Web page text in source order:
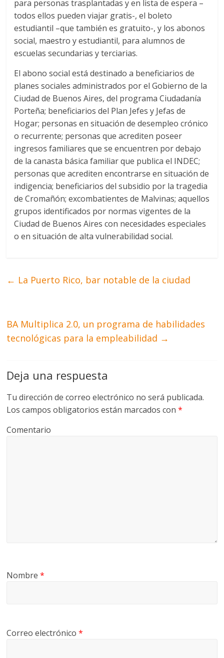
para personas trasplantadas y en lista de espera –
todos ellos pueden viajar gratis-, el boleto
estudiantil –que también es gratuito-, y los abonos
social, maestro y estudiantil, para alumnos de
escuelas secundarias y terciarias.
El abono social está destinado a beneficiarios de
planes sociales administrados por el Gobierno de la
Ciudad de Buenos Aires, del programa Ciudadanía
Porteña; beneficiarios del Plan Jefes y Jefas de
Hogar; personas en situación de desempleo crónico
o recurrente; personas que acrediten poseer
ingresos familiares que se encuentren por debajo
de la canasta básica familiar que publica el INDEC;
personas que acrediten encontrarse en situación de
indigencia; beneficiarios del subsidio por la tragedia
de Cromañón; excombatientes de Malvinas; aquellos
grupos identificados por normas vigentes de la
Ciudad de Buenos Aires con necesidades especiales
o en situación de alta vulnerabilidad social.
← La Puerto Rico, bar notable de la ciudad
BA Multiplica 2.0, un programa de habilidades
tecnológicas para la empleabilidad →
Deja una respuesta
Tu dirección de correo electrónico no será publicada.
Los campos obligatorios están marcados con*
Comentario
Nombre*
Correo electrónico*